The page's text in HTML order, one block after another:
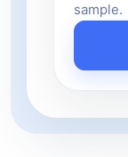
sample.